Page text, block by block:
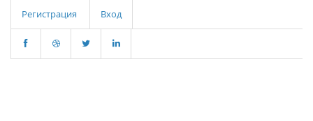
Регистрация Вход